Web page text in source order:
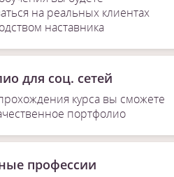
на реальных клиентах
наставника
для соц. сетей
курса вы сможете
портфолио
профессии